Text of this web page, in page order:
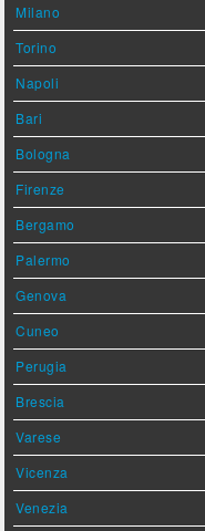
Milano
Torino
Napoli
Bari
Bologna
Firenze
Bergamo
Palermo
Genova
Cuneo
Perugia
Brescia
Varese
Vicenza
Venezia